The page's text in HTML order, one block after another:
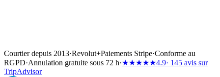
Courtier depuis 2013·Revolut+Paiements Stripe·Conforme au
RGPD·Annulation gratuite sous 72 h·★★★★★4.9· 145 avis sur
TripAdvisor